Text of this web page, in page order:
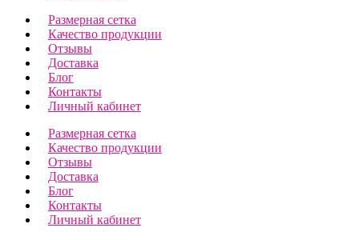
Размерная сетка
Качество продукции
Отзывы
Доставка
Блог
Контакты
Личный кабинет
Размерная сетка
Качество продукции
Отзывы
Доставка
Блог
Контакты
Личный кабинет